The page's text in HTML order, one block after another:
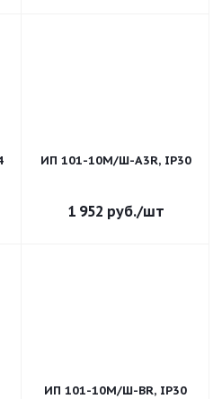
ИП 101-10М/Ш-A3R, IP30
1 952 руб./шт
ИП 101-10М/Ш-BR, IP30